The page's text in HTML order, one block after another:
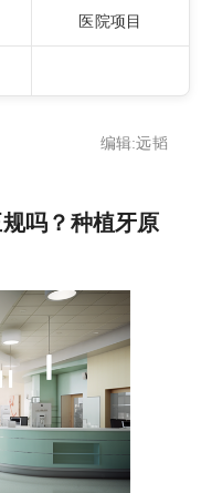
医院项目
编辑:远韬
吗？种植牙原